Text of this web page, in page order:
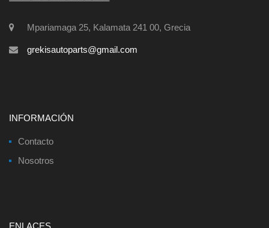
Mpariamaga 25, Kalamata 241 00, Grecia
grekisautoparts@gmail.com
INFORMACIÓN
Contacto
Nosotros